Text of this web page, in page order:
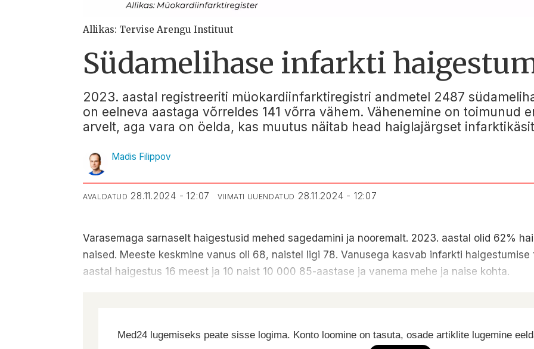
Allikas: Tervise Arengu Instituut
Südamelihase infarkti
2023. aastal registreeriti müokardiinfarktiregistri andmetel 2487
on eelneva aastaga võrreldes 141 võrra vähem. Vähenemine on toimunud
arvelt, aga vara on öelda, kas muutus näitab head haiglajärgset
Madis Filippov
AVALDATUD 28.11.2024 - 12:07 VIIMATI UUENDATUD 28.11.2024 - 12:07
Varasemaga sarnaselt haigestusid mehed sagedamini ja nooremalt. 2023. aastal olid 62%
naised. Meeste keskmine vanus oli 68, naistel ligi 78. Vanusega kasvab infarkti haigestumise
aastal haigestus 16 meest ja 10 naist 10 000 85-aastase ja vanema mehe ja naise kohta.
Med24 lugemiseks peate sisse logima. Konto loomine on tasuta, osade artiklite lugemine